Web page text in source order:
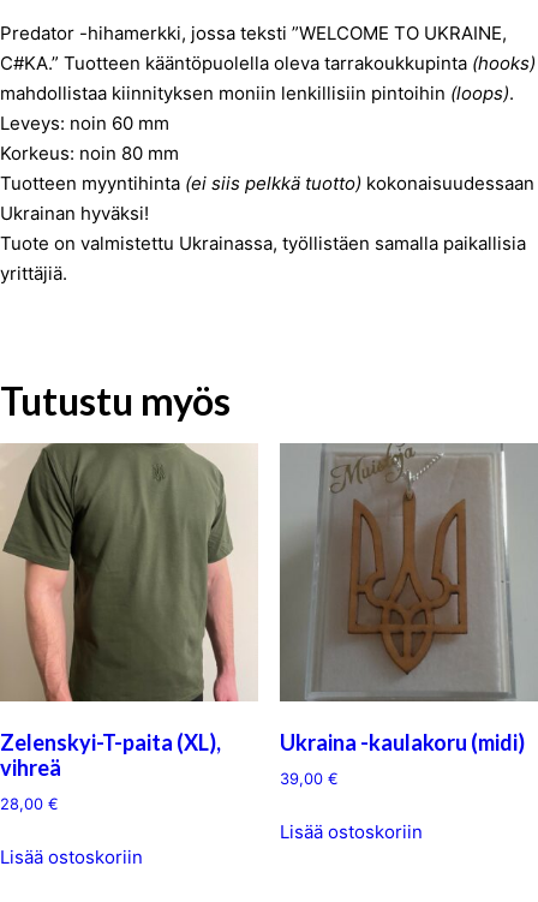
Predator -hihamerkki, jossa teksti ”WELCOME TO UKRAINE,
C#KA.” Tuotteen kääntöpuolella oleva tarrakoukkupinta (hooks)
mahdollistaa kiinnityksen moniin lenkillisiin pintoihin (loops).
Leveys: noin 60 mm
Korkeus: noin 80 mm
Tuotteen myyntihinta (ei siis pelkkä tuotto) kokonaisuudessaan
Ukrainan hyväksi!
Tuote on valmistettu Ukrainassa, työllistäen samalla paikallisia
yrittäjiä.
Tutustu myös
Zelenskyi-T-paita (XL),
vihreä
28,00 €
Lisää ostoskoriin
Ukraina -kaulakoru (midi)
39,00 €
Lisää ostoskoriin